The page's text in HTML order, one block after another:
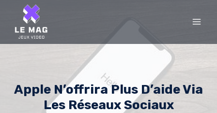
content
Apple N’offrira Plus D’aide Via
Les Réseaux Sociaux